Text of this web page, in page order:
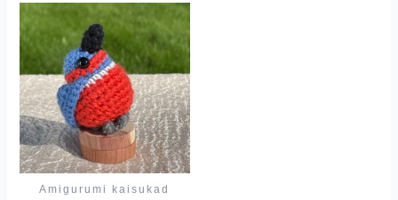
Amigurumi kaisukad